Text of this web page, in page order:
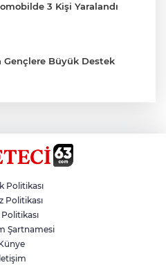
3 Kişi Yaralandı
Gençlere Büyük Destek
Ulaşım Çalışması
Asfalt Yenileniyor
Politikası
Politikası
Şartnamesi